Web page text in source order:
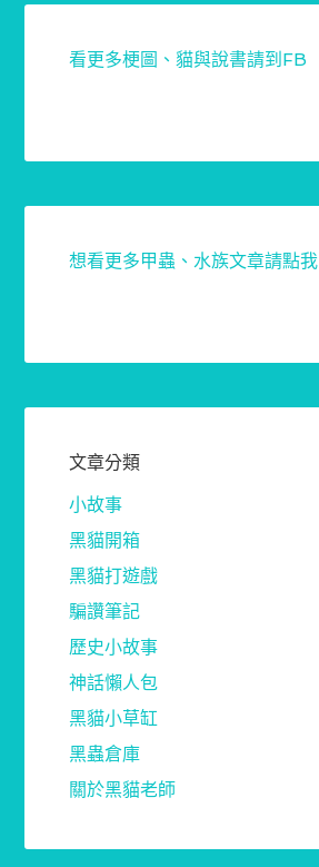
看更多梗圖、貓與說書請到FB
想看更多甲蟲、水族文章請點我
文章分類
小故事
黑貓開箱
黑貓打遊戲
騙讚筆記
歷史小故事
神話懶人包
黑貓小草缸
黑蟲倉庫
關於黑貓老師